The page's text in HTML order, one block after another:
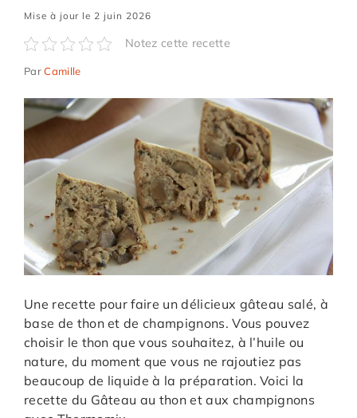
Mise à jour le 2 juin 2026
Notez cette recette
ParCamille
Une recette pour faire un délicieux gâteau salé, à
base de thon et de champignons. Vous pouvez
choisir le thon que vous souhaitez, à l’huile ou
nature, du moment que vous ne rajoutiez pas
beaucoup de liquide à la préparation. Voici la
recette du Gâteau au thon et aux champignons